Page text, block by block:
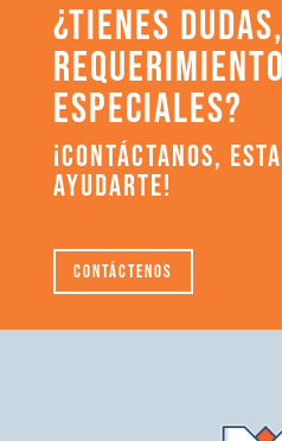
¿TIENES DUDAS,
ESPECIALES?
¡CONTÁCTANOS,
AYUDARTE!
Contáctenos